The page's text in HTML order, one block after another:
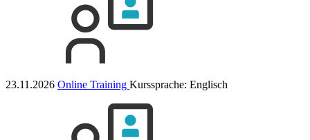
23.11.2026 Online Training Kurssprache: Englisch